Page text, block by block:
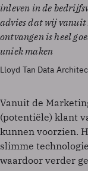
inleven in de
advies dat wij vanuit
ontvangen is heel
uniek maken
Lloyd Tan Data
Vanuit de
(potentiële) klant
kunnen voorzien.
slimme
waardoor verder